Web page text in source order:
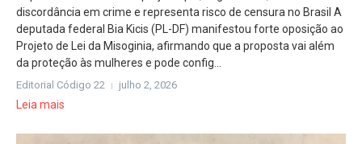
discordância em crime e representa risco de censura no Brasil A
deputada federal Bia Kicis (PL-DF) manifestou forte oposição ao
Projeto de Lei da Misoginia, afirmando que a proposta vai além
da proteção às mulheres e pode config...
Editorial Código 22 julho 2, 2026
Leia mais